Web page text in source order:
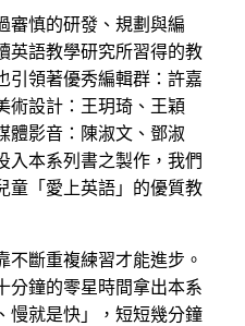
慎的研發、規劃與編
英語教學研究所習得的教
引領著優秀編輯群：許嘉
術設計：王玥琦、王穎
體影音：陳淑文、鄧淑
入本系列書之製作，我們
童「愛上英語」的優質教
斷重複練習才能進步。
分鐘的零星時間拿出本系
慢就是快」，短短幾分鐘